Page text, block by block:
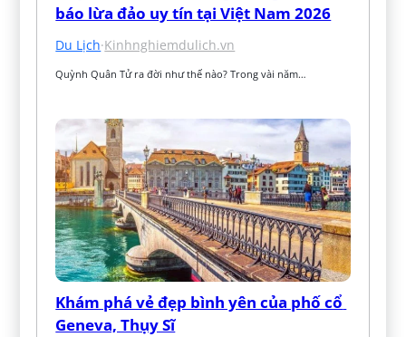
báo lừa đảo uy tín tại Việt Nam 2026
Du Lịch·Kinhnghiemdulich.vn
Quỳnh Quân Tử ra đời như thế nào? Trong vài năm…
Khám phá vẻ đẹp bình yên của phố cổ
Geneva, Thụy Sĩ